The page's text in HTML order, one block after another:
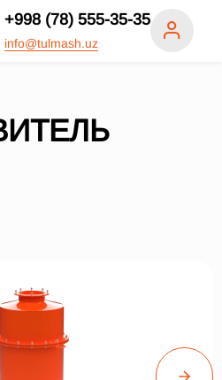
+998 (78) 555-35-35
info@tulmash.uz